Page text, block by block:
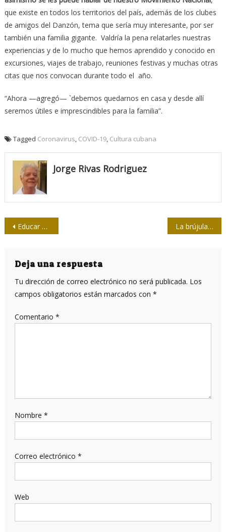
que existe en todos los territorios del país, además de los clubes
de amigos del Danzón, tema que sería muy interesante, por ser
también una familia gigante. Valdría la pena relatarles nuestras
experiencias y de lo mucho que hemos aprendido y conocido en
excursiones, viajes de trabajo, reuniones festivas y muchas otras
citas que nos convocan durante todo el año.
“Ahora —agregó— `debemos quedarnos en casa y desde allí
seremos útiles e imprescindibles para la familia”.
Tagged Coronavirus COVID-19, Cultura cubana
Jorge Rivas Rodriguez
Navegación
entradas
Educar y dialogar: claves en las conquistas de los derechos LGTBI en Cuba La brújula de Pascual, dos siglos y aún funciona
Deja una respuesta
Tu dirección de correo electrónico no será publicada. Los
campos obligatorios están marcados con *
Comentario *
Nombre *
Correo electrónico *
Web